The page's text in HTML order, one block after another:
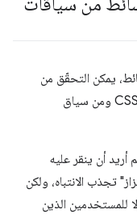
يمكن التحقّق من
من سياق CSS ومن سياق
أن ينقر عليه
تجذب الانتباه، ولكن
للمستخدمين الذين